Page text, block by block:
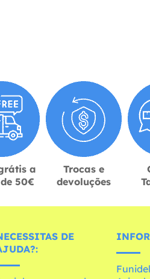
a
50€
Trocas e
devoluções
DE